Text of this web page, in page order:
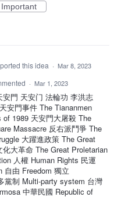
Important
this idea · Mar 8, 2023
· Mar 1, 2023
安門 天安门 法輪功 李洪志
安門事件 The Tiananmen
of 1989 天安門大屠殺 The
Massacre 反右派鬥爭 The
大躍進政策 The Great
化大革命 The Great Proletarian
人權 Human Rights 民運
自由 Freedom 獨立
黨制 Multi-party system 台灣
中華民國 Republic of